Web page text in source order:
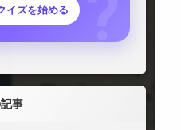
イズを始める
事